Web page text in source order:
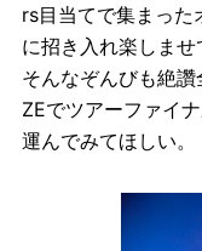
rs目当てで集まった
に招き入れ楽しませ
そんなぞんびも絶
ZEでツアーファイ
運んでみてほしい。